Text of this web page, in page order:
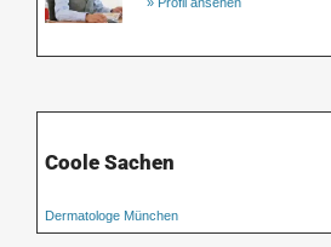
Coole Sachen
Dermatologe München